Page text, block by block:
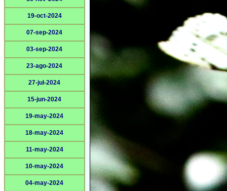
19-oct-2024
07-sep-2024
03-sep-2024
23-ago-2024
27-jul-2024
15-jun-2024
19-may-2024
18-may-2024
11-may-2024
10-may-2024
04-may-2024